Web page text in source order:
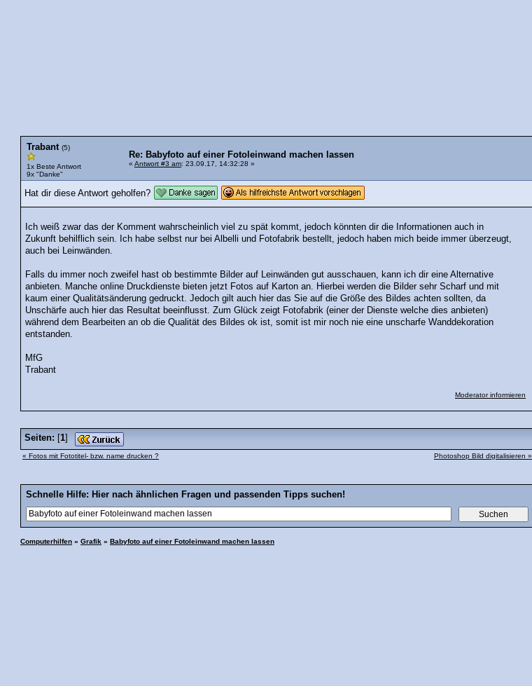
Trabant (5)
1x Beste Antwort
9x "Danke"
Re: Babyfoto auf einer Fotoleinwand machen lassen
« Antwort #3 am: 23.09.17, 14:32:28 »
Hat dir diese Antwort geholfen?
Ich weiß zwar das der Komment wahrscheinlich viel zu spät kommt, jedoch könnten dir die Informationen auch in
Zukunft behilflich sein. Ich habe selbst nur bei Albelli und Fotofabrik bestellt, jedoch haben mich beide immer überzeugt,
auch bei Leinwänden.
Falls du immer noch zweifel hast ob bestimmte Bilder auf Leinwänden gut ausschauen, kann ich dir eine Alternative
anbieten. Manche online Druckdienste bieten jetzt Fotos auf Karton an. Hierbei werden die Bilder sehr Scharf und mit
kaum einer Qualitätsänderung gedruckt. Jedoch gilt auch hier das Sie auf die Größe des Bildes achten sollten, da
Unschärfe auch hier das Resultat beeinflusst. Zum Glück zeigt Fotofabrik (einer der Dienste welche dies anbieten)
während dem Bearbeiten an ob die Qualität des Bildes ok ist, somit ist mir noch nie eine unscharfe Wanddekoration
entstanden.
MfG
Trabant
Moderator informieren
Seiten: [1]
« Fotos mit Fototitel- bzw. name drucken ? Photoshop Bild digitalisieren »
Schnelle Hilfe: Hier nach ähnlichen Fragen und passenden Tipps suchen!
Computerhilfen » Grafik » Babyfoto auf einer Fotoleinwand machen lassen